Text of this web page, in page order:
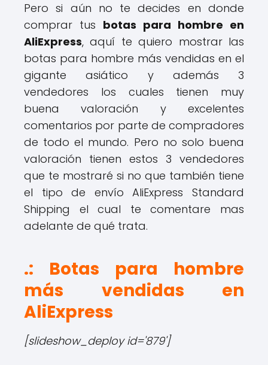
Pero si aún no te decides en donde
comprar tus botas para hombre en
AliExpress, aquí te quiero mostrar las
botas para hombre más vendidas en el
gigante asiático y además 3
vendedores los cuales tienen muy
buena valoración y excelentes
comentarios por parte de compradores
de todo el mundo. Pero no solo buena
valoración tienen estos 3 vendedores
que te mostraré si no que también tiene
el tipo de envío AliExpress Standard
Shipping el cual te comentare mas
adelante de qué trata.
.: Botas para hombre
más vendidas en
AliExpress
[slideshow_deploy id='879']